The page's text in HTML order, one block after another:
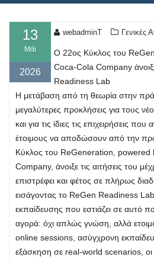
13
Μάι
2026
webadminT Γενικές
Ο 22ος Κύκλος του
Coca-Cola Company
Readiness Lab
Η μετάβαση από τη θεωρία στην
μεγαλύτερες προκλήσεις για τους
και για τις ίδιες τις επιχειρήσεις
έτοιμους να αποδώσουν από την
Κύκλος του ReGeneration,
Company, άνοιξε τις αιτήσεις του
επιστρέφει και φέτος σε πλήρως
εισάγοντας το ReGen Readiness
εκπαίδευσης που εστιάζει σε αυτό
αγορά: όχι απλώς γνώση, αλλά
online sessions, ασύγχρονη
εξάσκηση σε real-world scenarios, οι